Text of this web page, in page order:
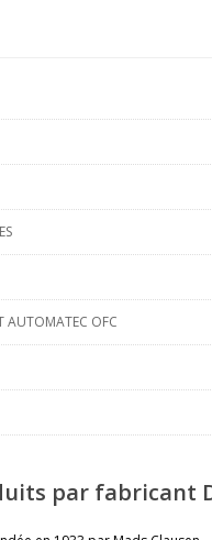
AUTOMATEC OFC
par fabricant